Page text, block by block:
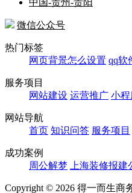
中国-贵州-贵阳
微信公众号
热门标签
网页背景怎么设置 qq软
服务项目
网站建设 运营推广 小程
网站导航
首页 知识问答 服务项目
成功案例
周公解梦
上海装修报建
Copyright © 2026 得一而生商